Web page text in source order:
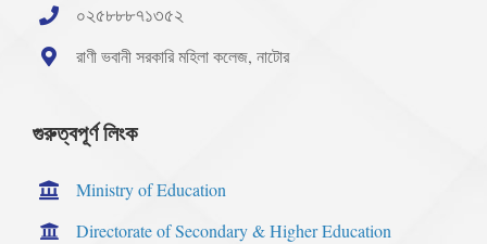
০২৫৮৮৮৭১৩৫২
রাণী ভবানী সরকারি মহিলা কলেজ, নাটোর
গুরুত্বপূর্ণ লিংক
Ministry of Education
Directorate of Secondary & Higher Education